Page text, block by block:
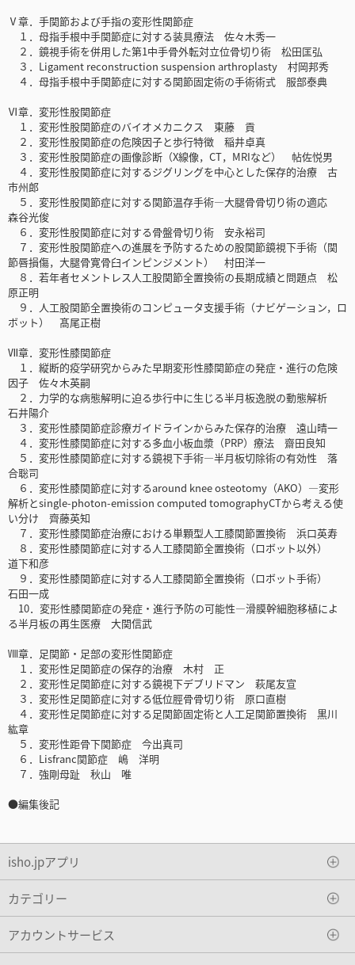
Ⅴ章．手関節および手指の変形性関節症
１．母指手根中手関節症に対する装具療法 佐々木秀一
２．鏡視手術を併用した第1中手骨外転対立位骨切り術 松田匡弘
３．Ligament reconstruction suspension arthroplasty 村岡邦秀
４．母指手根中手関節症に対する関節固定術の手術術式 服部泰典
Ⅵ章．変形性股関節症
１．変形性股関節症のバイオメカニクス 東藤 貢
２．変形性股関節症の危険因子と歩行特徴 稲井卓真
３．変形性股関節症の画像診断（X線像，CT，MRIなど） 帖佐悦男
４．変形性股関節症に対するジグリングを中心とした保存的治療 古
市州郎
５．変形性股関節症に対する関節温存手術―大腿骨骨切り術の適応
森谷光俊
６．変形性股関節症に対する骨盤骨切り術 安永裕司
７．変形性股関節症への進展を予防するための股関節鏡視下手術（関
節唇損傷，大腿骨寛骨臼インピンジメント） 村田洋一
８．若年者セメントレス人工股関節全置換術の長期成績と問題点 松
原正明
９．人工股関節全置換術のコンピュータ支援手術（ナビゲーション，ロ
ボット） 髙尾正樹
Ⅶ章．変形性膝関節症
１．縦断的疫学研究からみた早期変形性膝関節症の発症・進行の危険
因子 佐々木英嗣
２．力学的な病態解明に迫る歩行中に生じる半月板逸脱の動態解析
石井陽介
３．変形性膝関節症診療ガイドラインからみた保存的治療 遠山晴一
４．変形性膝関節症に対する多血小板血漿（PRP）療法 齋田良知
５．変形性膝関節症に対する鏡視下手術―半月板切除術の有効性 落
合聡司
６．変形性膝関節症に対するaround knee osteotomy（AKO）―変形
解析とsingle-photon-emission computed tomographyCTから考える使
い分け 齊藤英知
７．変形性膝関節症治療における単顆型人工膝関節置換術 浜口英寿
８．変形性膝関節症に対する人工膝関節全置換術（ロボット以外）
道下和彦
９．変形性膝関節症に対する人工膝関節全置換術（ロボット手術）
石田一成
10．変形性膝関節症の発症・進行予防の可能性―滑膜幹細胞移植によ
る半月板の再生医療 大関信武
Ⅷ章．足関節・足部の変形性関節症
１．変形性足関節症の保存的治療 木村 正
２．変形性足関節症に対する鏡視下デブリドマン 萩尾友宣
３．変形性足関節症に対する低位脛骨骨切り術 原口直樹
４．変形性足関節症に対する足関節固定術と人工足関節置換術 黒川
紘章
５．変形性距骨下関節症 今出真司
６．Lisfranc関節症 嶋 洋明
７．強剛母趾 秋山 唯
●編集後記
isho.jpアプリ
カテゴリー
アカウントサービス